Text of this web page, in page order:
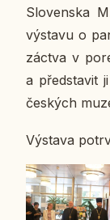
Slo­ven­ska
vý­sta­vu o
zác­tva v
a před­sta­vit
čes­kých
Vý­sta­va